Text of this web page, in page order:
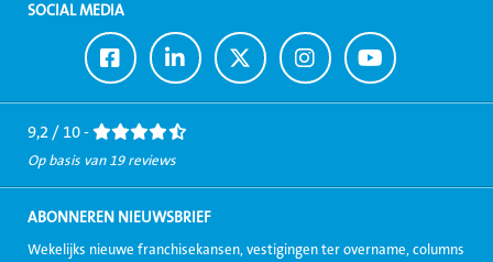
SOCIAL MEDIA
Ga
naar
Facebook
Ga
naar
LinkedIn
Ga
naar
Twitter
Ga
naar
Instagram
Ga
naar
Youtube
9,2 / 10 -
Op basis van 19 reviews
ABONNEREN NIEUWSBRIEF
Wekelijks nieuwe franchisekansen, vestigingen ter overname, columns